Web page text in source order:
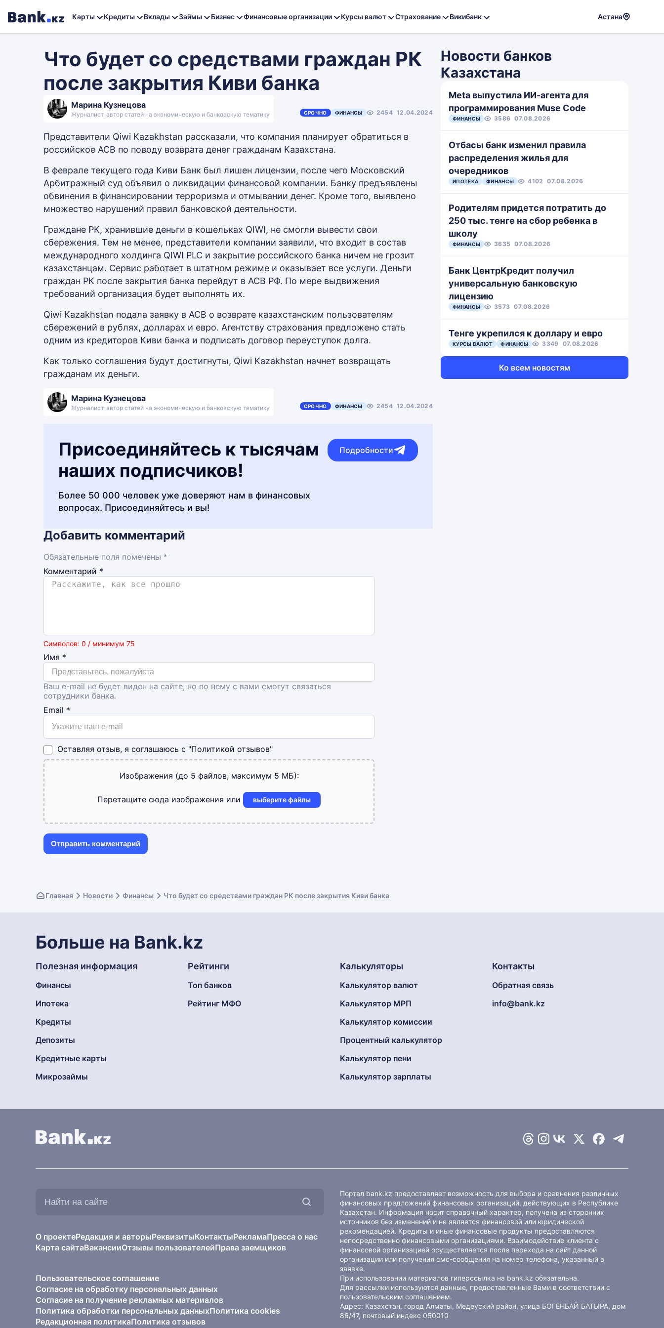
Карты Кредиты Вклады Займы Бизнес Финансовые организации Курсы валют Страхование Викибанк Астана
Что будет со средствами граждан РК
после закрытия Киви банка
Марина Кузнецова
Журналист, автор статей на экономическую и банковскую тематику СРОЧНО ФИНАНСЫ 2454 12.04.2024
Представители Qiwi Kazakhstan рассказали, что компания планирует обратиться в
российское АСВ по поводу возврата денег гражданам Казахстана.
В феврале текущего года Киви Банк был лишен лицензии, после чего Московский
Арбитражный суд объявил о ликвидации финансовой компании. Банку предъявлены
обвинения в финансировании терроризма и отмывании денег. Кроме того, выявлено
множество нарушений правил банковской деятельности.
Граждане РК, хранившие деньги в кошельках QIWI, не смогли вывести свои
сбережения. Тем не менее, представители компании заявили, что входит в состав
международного холдинга QIWI PLC и закрытие российского банка ничем не грозит
казахстанцам. Сервис работает в штатном режиме и оказывает все услуги. Деньги
граждан РК после закрытия банка перейдут в АСВ РФ. По мере выдвижения
требований организация будет выполнять их.
Qiwi Kazakhstan подала заявку в АСВ о возврате казахстанским пользователям
сбережений в рублях, долларах и евро. Агентству страхования предложено стать
одним из кредиторов Киви банка и подписать договор переуступок долга.
Как только соглашения будут достигнуты, Qiwi Kazakhstan начнет возвращать
гражданам их деньги.
Марина Кузнецова
Журналист, автор статей на экономическую и банковскую тематику СРОЧНО ФИНАНСЫ 2454 12.04.2024
Присоединяйтесь к тысячам
наших подписчиков!
Более 50 000 человек уже доверяют нам в финансовых
вопросах. Присоединяйтесь и вы!
Подробности
Добавить комментарий
Обязательные поля помечены *
Комментарий *
Символов: 0 / минимум 75
Имя *
Ваш e-mail не будет виден на сайте, но по нему с вами смогут связаться
сотрудники банка.
Email *
Оставляя отзыв, я соглашаюсь с "Политикой отзывов"
Изображения (до 5 файлов, максимум 5 МБ):
Перетащите сюда изображения или выберите файлы
Новости банков
Казахстана
Meta выпустила ИИ-агента для
программирования Muse Code
ФИНАНСЫ 3586 07.08.2026
Отбасы банк изменил правила
распределения жилья для
очередников
ИПОТЕКА ФИНАНСЫ 4102 07.08.2026
Родителям придется потратить до
250 тыс. тенге на сбор ребенка в
школу
ФИНАНСЫ 3635 07.08.2026
Банк ЦентрКредит получил
универсальную банковскую
лицензию
ФИНАНСЫ 3573 07.08.2026
Тенге укрепился к доллару и евро
КУРСЫ ВАЛЮТ ФИНАНСЫ 3349 07.08.2026
Ко всем новостям
Главная Новости Финансы Что будет со средствами граждан РК после закрытия Киви банка
Больше на Bank.kz
Полезная информация
Финансы
Ипотека
Кредиты
Депозиты
Кредитные карты
Микрозаймы
Рейтинги
Топ банков
Рейтинг МФО
Калькуляторы
Калькулятор валют
Калькулятор МРП
Калькулятор комиссии
Процентный калькулятор
Калькулятор пени
Калькулятор зарплаты
Контакты
Обратная связь
info@bank.kz
О проектеРедакция и авторыРеквизитыКонтактыРекламаПресса о нас
Карта сайтаВакансииОтзывы пользователейПрава заемщиков
Пользовательское соглашение
Согласие на обработку персональных данных
Согласие на получение рекламных материалов
Политика обработки персональных данныхПолитика cookies
Редакционная политикаПолитика отзывов
Портал bank.kz предоставляет возможность для выбора и сравнения различных
финансовых предложений финансовых организаций, действующих в Республике
Казахстан. Информация носит справочный характер, получена из сторонних
источников без изменений и не является финансовой или юридической
рекомендацией. Кредиты и иные финансовые продукты предоставляются
непосредственно финансовыми организациями. Взаимодействие клиента с
финансовой организацией осуществляется после перехода на сайт данной
организации или получения смс-сообщения на номер телефона, указанный в
заявке.
При использовании материалов гиперссылка на bank.kz обязательна.
Для рассылки используются данные, предоставленные Вами в соответствии с
пользовательским соглашением.
Адрес: Казахстан, город Алматы, Медеуский район, улица БОГЕНБАЙ БАТЫРА, дом
86/47, почтовый индекс 050010